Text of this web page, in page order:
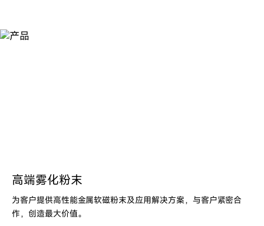
高端雾化粉末
为客户提供高性能金属软磁粉末及应用解决方案，与客户紧密合
作，创造最大价值。